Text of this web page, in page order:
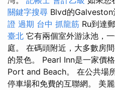
關鍵字搜尋 Blvd的Galveston
證 過期 台中 抓龍筋 Ru到達
臺北 它有兩個室外游泳池，
庭。 在碼頭附近，大多數房
的景色。 Pearl Inn是一家價
Port and Beach。 在公共場
停車場和免費的互聯網。 美